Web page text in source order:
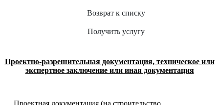
Возврат к списку
Получить услугу
Проектно-разрешительная документация, техническое или
экспертное заключение или иная документация
Проектная документация (на строительство,